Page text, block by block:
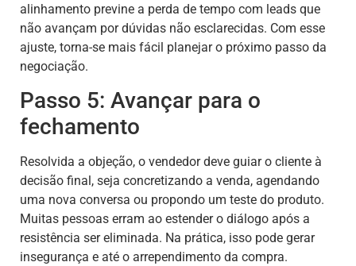
alinhamento previne a perda de tempo com leads que
não avançam por dúvidas não esclarecidas. Com esse
ajuste, torna-se mais fácil planejar o próximo passo da
negociação.
Passo 5: Avançar para o
fechamento
Resolvida a objeção, o vendedor deve guiar o cliente à
decisão final, seja concretizando a venda, agendando
uma nova conversa ou propondo um teste do produto.
Muitas pessoas erram ao estender o diálogo após a
resistência ser eliminada. Na prática, isso pode gerar
insegurança e até o arrependimento da compra.